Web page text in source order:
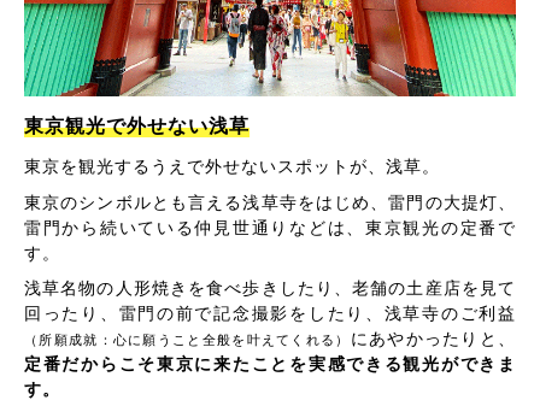
東京観光で外せない浅草
東京を観光するうえで外せないスポットが、浅草。
東京のシンボルとも言える浅草寺をはじめ、雷門の大提灯、
雷門から続いている仲見世通りなどは、東京観光の定番で
す。
浅草名物の人形焼きを食べ歩きしたり、老舗の土産店を見て
回ったり、雷門の前で記念撮影をしたり、浅草寺のご利益
（所願成就：心に願うこと全般を叶えてくれる）
にあやかったりと、
定番だからこそ東京に来たことを実感できる観光ができま
す。